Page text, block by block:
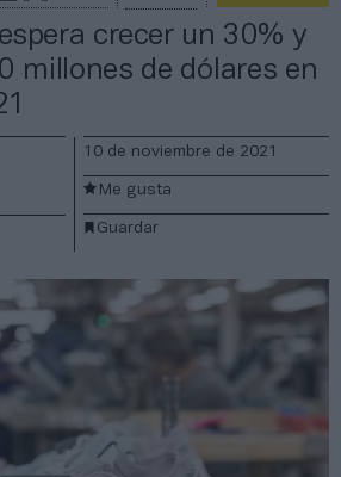
crecer un 30% y
millones de dólares en
10 de noviembre de 2021
Guardar
Me gusta